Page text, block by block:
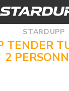
STARDUPP
TENDER
2